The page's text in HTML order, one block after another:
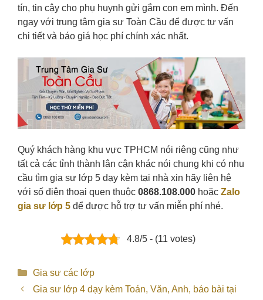
tín, tin cậy cho phụ huynh gửi gắm con em mình. Đến
ngay với trung tâm gia sư Toàn Cầu để được tư vấn
chi tiết và báo giá học phí chính xác nhất.
Quý khách hàng khu vực TPHCM nói riêng cũng như
tất cả các tỉnh thành lân cận khác nói chung khi có nhu
cầu tìm gia sư lớp 5 dạy kèm tại nhà xin hãy liên hệ
với số điện thoại quen thuộc 0868.108.000 hoặc Zalo
gia sư lớp 5 để được hỗ trợ tư vấn miễn phí nhé.
4.8/5 - (11 votes)
Categories
Gia sư các lớp
Gia sư lớp 4 dạy kèm Toán, Văn, Anh, báo bài tại